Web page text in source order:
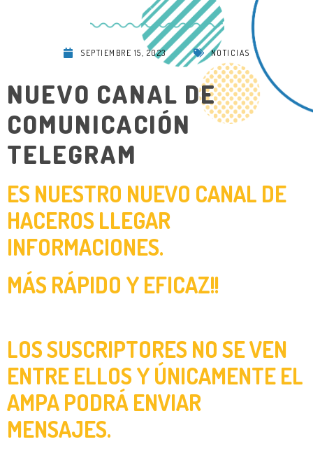
SEPTIEMBRE 15, 2023 NOTICIAS
NUEVO CANAL DE
COMUNICACIÓN
TELEGRAM
ES NUESTRO NUEVO CANAL DE
HACEROS LLEGAR
INFORMACIONES.
MÁS RÁPIDO Y EFICAZ!!
LOS SUSCRIPTORES NO SE VEN
ENTRE ELLOS Y ÚNICAMENTE EL
AMPA PODRÁ ENVIAR
MENSAJES.